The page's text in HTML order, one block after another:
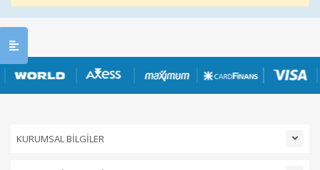
KURUMSAL BİLGİLER